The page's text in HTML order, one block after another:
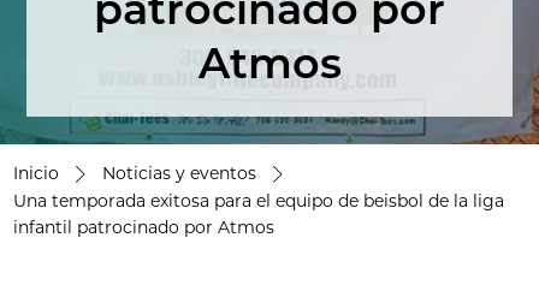
Atmos
Inicio
Noticias y eventos
Una temporada exitosa para el equipo de beisbol de la liga
infantil patrocinado por Atmos